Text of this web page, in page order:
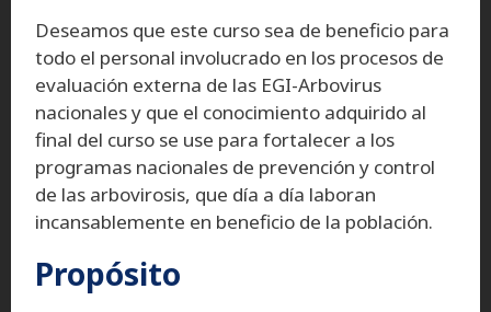
Deseamos que este curso sea de beneficio para
todo el personal involucrado en los procesos de
evaluación externa de las EGI-Arbovirus
nacionales y que el conocimiento adquirido al
final del curso se use para fortalecer a los
programas nacionales de prevención y control
de las arbovirosis, que día a día laboran
incansablemente en beneficio de la población.
Propósito